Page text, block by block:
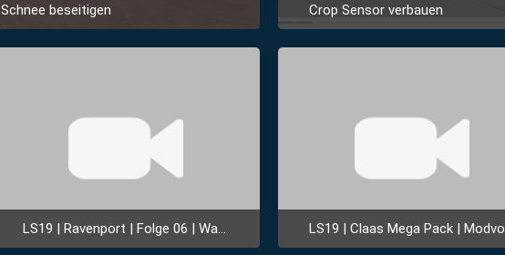
Schnee beseitigen
8. Dezember 2022 um 14:23
4
Crop Sensor verbauen
3. Dezember 2022 um 02:47
3
LS19 | Ravenport | Folge 06 | Was für ein Hof!
21. Mai 2019 um 15:52
LS19 | Claas Mega Pack | Modvorstellung
21. Mai 2019 um 02:50